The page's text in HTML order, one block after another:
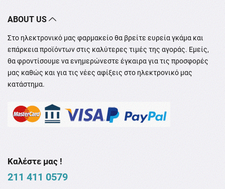
ABOUT US
Στο ηλεκτρονικό μας φαρμακείο θα βρείτε ευρεία γκάμα και
επάρκεια προϊόντων στις καλύτερες τιμές της αγοράς. Εμείς,
θα φροντίσουμε να ενημερώνεστε έγκαιρα για τις προσφορές
μας καθώς και για τις νέες αφίξεις στο ηλεκτρονικό μας
κατάστημα.
Καλέστε μας !
211 411 0579